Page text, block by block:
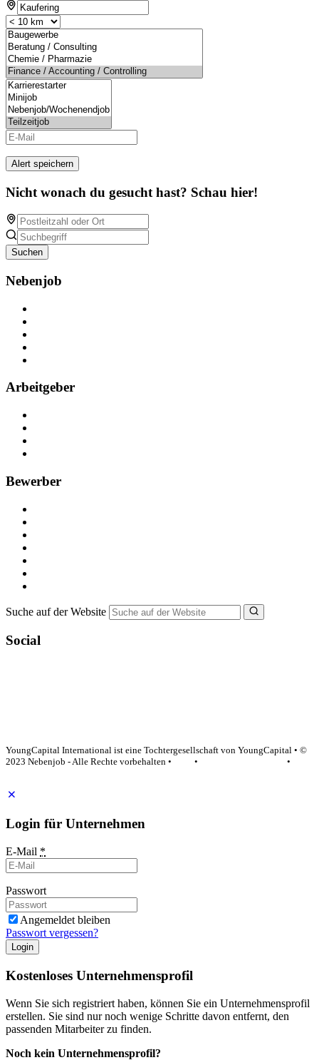
Alert speichern
Nicht wonach du gesucht hast? Schau hier!
Suchen
Nebenjob
Arbeitgeber
Bewerber
Suche auf der Website
Social
YoungCapital International ist eine Tochtergesellschaft von YoungCapital • ©
2023 Nebenjob - Alle Rechte vorbehalten •
•
•
Login für Unternehmen
E-Mail *
Passwort
Angemeldet bleiben
Passwort vergessen?
Login
Kostenloses Unternehmensprofil
Wenn Sie sich registriert haben, können Sie ein Unternehmensprofil
erstellen. Sie sind nur noch wenige Schritte davon entfernt, den
passenden Mitarbeiter zu finden.
Noch kein Unternehmensprofil?